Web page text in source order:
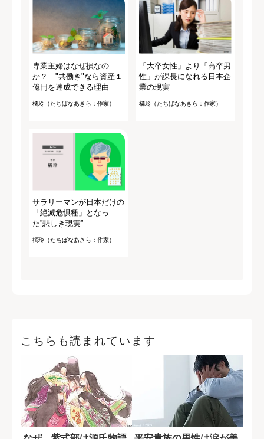
専業主婦はなぜ損なの
か？ "共働き"なら資産１
億円を達成できる理由
橘玲（たちばなあきら：作家）
「大卒女性」より「高卒男
性」が課長になれる日本企
業の現実
橘玲（たちばなあきら：作家）
サラリーマンが日本だけの
「絶滅危惧種」となっ
た”悲しき現実”
橘玲（たちばなあきら：作家）
こちらも読まれています